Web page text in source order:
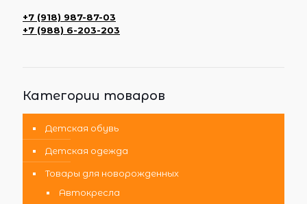
+7 (918) 987-87-03
+7 (988) 6-203-203
Категории товаров
Детская обувь
Детская одежда
Товары для новорожденных
Автокресла